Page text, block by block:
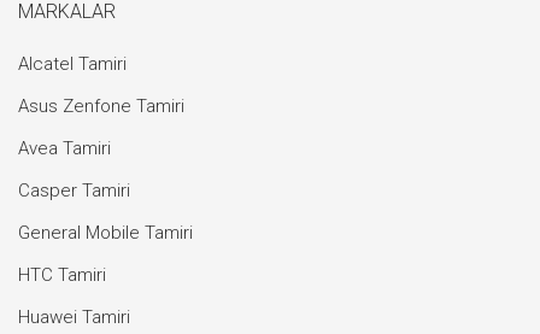
MARKALAR
Alcatel Tamiri
Asus Zenfone Tamiri
Avea Tamiri
Casper Tamiri
General Mobile Tamiri
HTC Tamiri
Huawei Tamiri